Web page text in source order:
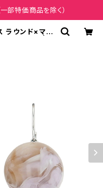
部特価商品を除く）
ラウンド×マー
イマイ屋